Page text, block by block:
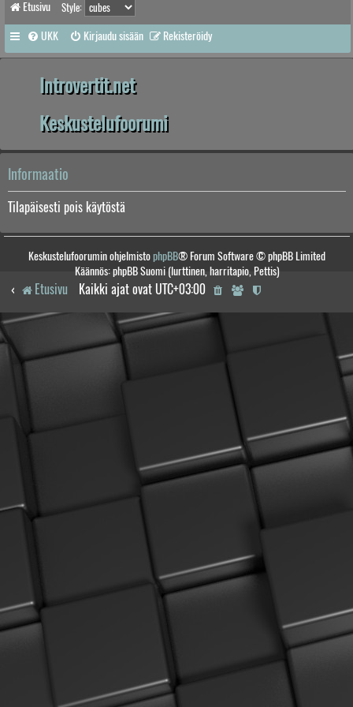
Etusivu Style:
UKK Kirjaudu sisään Rekisteröidy
Introvertit.net
Keskustelufoorumi
Informaatio
Tilapäisesti pois käytöstä
Keskustelufoorumin ohjelmistophpBB® Forum Software © phpBB Limited
Käännös: phpBB Suomi (lurttinen, harritapio, Pettis)
Etusivu Kaikki ajat ovat UTC+03:00